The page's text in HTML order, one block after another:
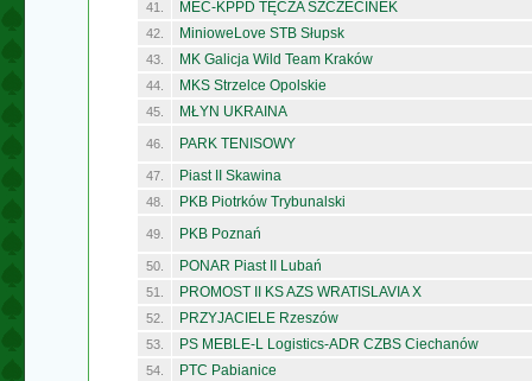
41. MEC-KPPD TĘCZA SZCZECINEK
42. MinioweLove STB Słupsk
43. MK Galicja Wild Team Kraków
44. MKS Strzelce Opolskie
45. MŁYN UKRAINA
46. PARK TENISOWY
47. Piast II Skawina
48. PKB Piotrków Trybunalski
49. PKB Poznań
50. PONAR Piast II Lubań
51. PROMOST II KS AZS WRATISLAVIA X
52. PRZYJACIELE Rzeszów
53. PS MEBLE-L Logistics-ADR CZBS Ciechanów
54. PTC Pabianice